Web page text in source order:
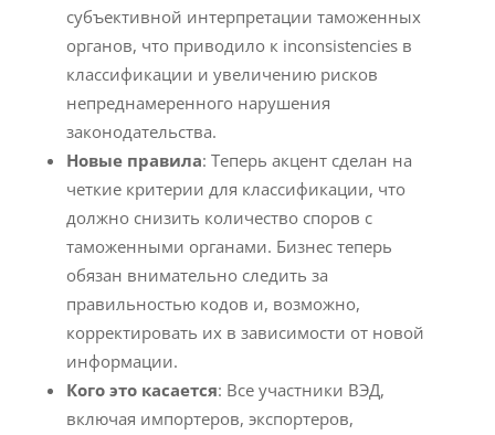
субъективной интерпретации таможенных
органов, что приводило к inconsistencies в
классификации и увеличению рисков
непреднамеренного нарушения
законодательства.
Новые правила: Теперь акцент сделан на
четкие критерии для классификации, что
должно снизить количество споров с
таможенными органами. Бизнес теперь
обязан внимательно следить за
правильностью кодов и, возможно,
корректировать их в зависимости от новой
информации.
Кого это касается: Все участники ВЭД,
включая импортеров, экспортеров,